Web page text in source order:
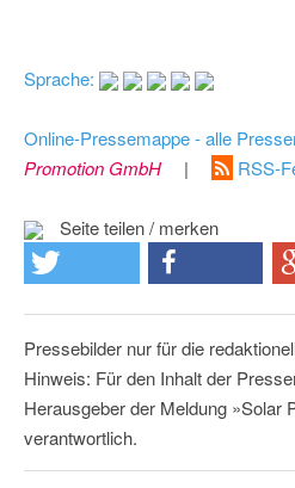
Sprache:
Online-Pressemappe - alle
Promotion GmbH
| RSS-
Seite teilen / merken
Pressebilder nur für die
Hinweis: Für den Inhalt der
Herausgeber der Meldung »Solar
verantwortlich.